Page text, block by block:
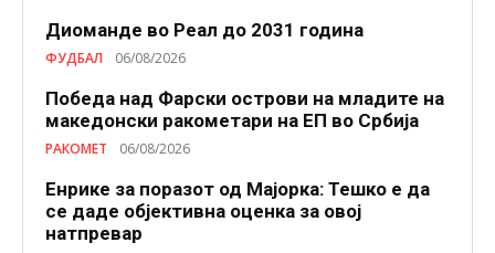
Диоманде во Реал до 2031 година
ФУДБАЛ 06/08/2026
Победа над Фарски острови на младите на
македонски ракометари на ЕП во Србија
РАКОМЕТ 06/08/2026
Енрике за поразот од Мајорка: Тешко е да
се даде објективна оценка за овој
натпревар